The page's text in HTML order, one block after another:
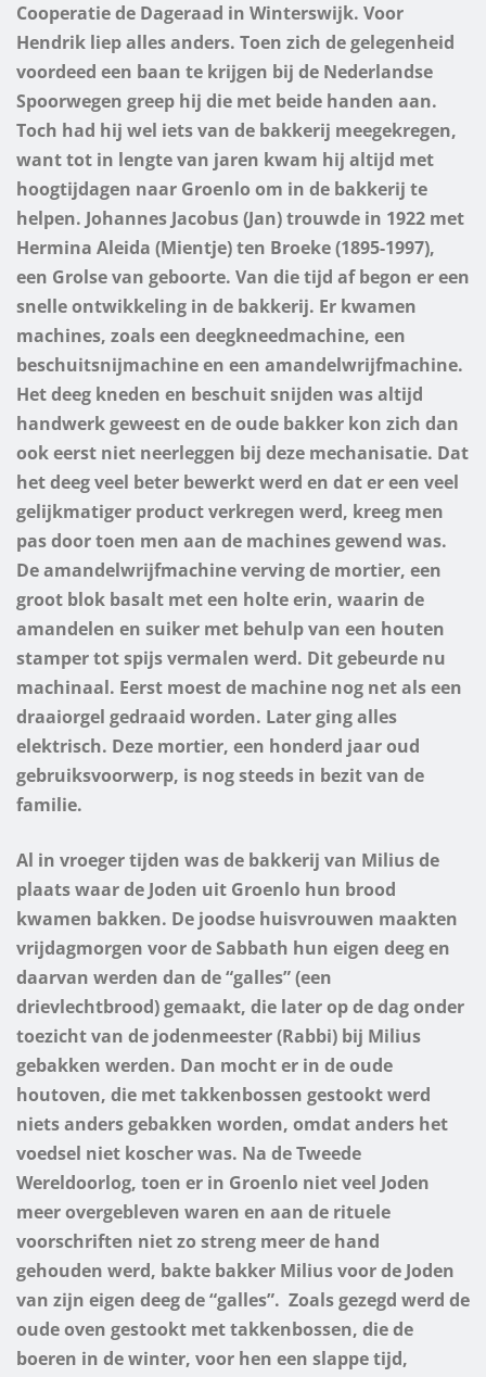
Cooperatie de Dageraad in Winterswijk. Voor
Hendrik liep alles anders. Toen zich de gelegenheid
voordeed een baan te krijgen bij de Nederlandse
Spoorwegen greep hij die met beide handen aan.
Toch had hij wel iets van de bakkerij meegekregen,
want tot in lengte van jaren kwam hij altijd met
hoogtijdagen naar Groenlo om in de bakkerij te
helpen. Johannes Jacobus (Jan) trouwde in 1922 met
Hermina Aleida (Mientje) ten Broeke (1895-1997),
een Grolse van geboorte. Van die tijd af begon er een
snelle ontwikkeling in de bakkerij. Er kwamen
machines, zoals een deegkneedmachine, een
beschuitsnijmachine en een amandelwrijfmachine.
Het deeg kneden en beschuit snijden was altijd
handwerk geweest en de oude bakker kon zich dan
ook eerst niet neerleggen bij deze mechanisatie. Dat
het deeg veel beter bewerkt werd en dat er een veel
gelijkmatiger product verkregen werd, kreeg men
pas door toen men aan de machines gewend was.
De amandelwrijfmachine verving de mortier, een
groot blok basalt met een holte erin, waarin de
amandelen en suiker met behulp van een houten
stamper tot spijs vermalen werd. Dit gebeurde nu
machinaal. Eerst moest de machine nog net als een
draaiorgel gedraaid worden. Later ging alles
elektrisch. Deze mortier, een honderd jaar oud
gebruiksvoorwerp, is nog steeds in bezit van de
familie.
Al in vroeger tijden was de bakkerij van Milius de
plaats waar de Joden uit Groenlo hun brood
kwamen bakken. De joodse huisvrouwen maakten
vrijdagmorgen voor de Sabbath hun eigen deeg en
daarvan werden dan de “galles” (een
drievlechtbrood) gemaakt, die later op de dag onder
toezicht van de jodenmeester (Rabbi) bij Milius
gebakken werden. Dan mocht er in de oude
houtoven, die met takkenbossen gestookt werd
niets anders gebakken worden, omdat anders het
voedsel niet koscher was. Na de Tweede
Wereldoorlog, toen er in Groenlo niet veel Joden
meer overgebleven waren en aan de rituele
voorschriften niet zo streng meer de hand
gehouden werd, bakte bakker Milius voor de Joden
van zijn eigen deeg de “galles”. Zoals gezegd werd de
oude oven gestookt met takkenbossen, die de
boeren in de winter, voor hen een slappe tijd,